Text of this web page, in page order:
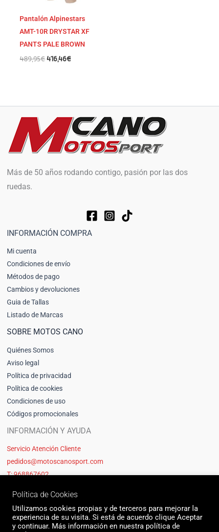
Pantalón Alpinestars
AMT-10R DRYSTAR XF
PANTS PALE BROWN
489,95€416,46€
Más de 50 años rodando contigo, pasión por las dos
ruedas.
INFORMACIÓN COMPRA
Mi cuenta
Condiciones de envío
Métodos de pago
Cambios y devoluciones
Guia de Tallas
Listado de Marcas
SOBRE MOTOS CANO
Quiénes Somos
Aviso legal
Política de privacidad
Política de cookies
Condiciones de uso
Códigos promocionales
INFORMACIÓN Y AYUDA
Servicio Atención Cliente
pedidos@motoscanosport.com
T: 968867602
Política de Cookies
Utilizamos cookies propias y de terceros para mejorar la
experiencia de su visita. Si está de acuerdo clique Aceptar
y continuar. Más información en nuestra política de